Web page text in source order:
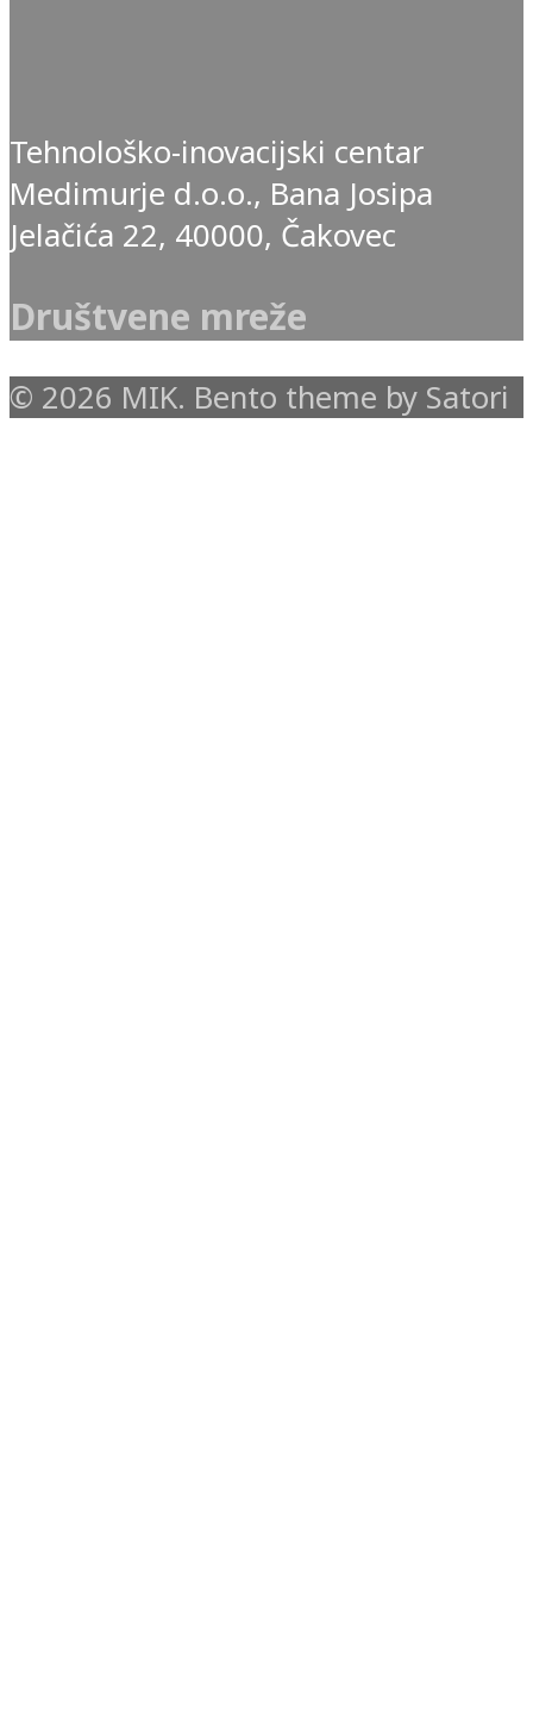
Tehnološko-inovacijski centar
Medimurje d.o.o., Bana Josipa
Jelačića 22, 40000, Čakovec
Društvene mreže
© 2026 MIK. Bento theme by Satori